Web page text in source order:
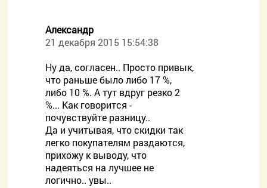
Александр
21 декабря 2015 15:54:38
Ну да, согласен.. Просто привык,
что раньше было либо 17 %,
либо 10 %. А тут вдруг резко 2
%... Как говорится -
почувствуйте разницу..
Да и учитывая, что скидки так
легко покупателям раздаются,
прихожу к выводу, что
надеяться на лучшее не
логично.. увы..